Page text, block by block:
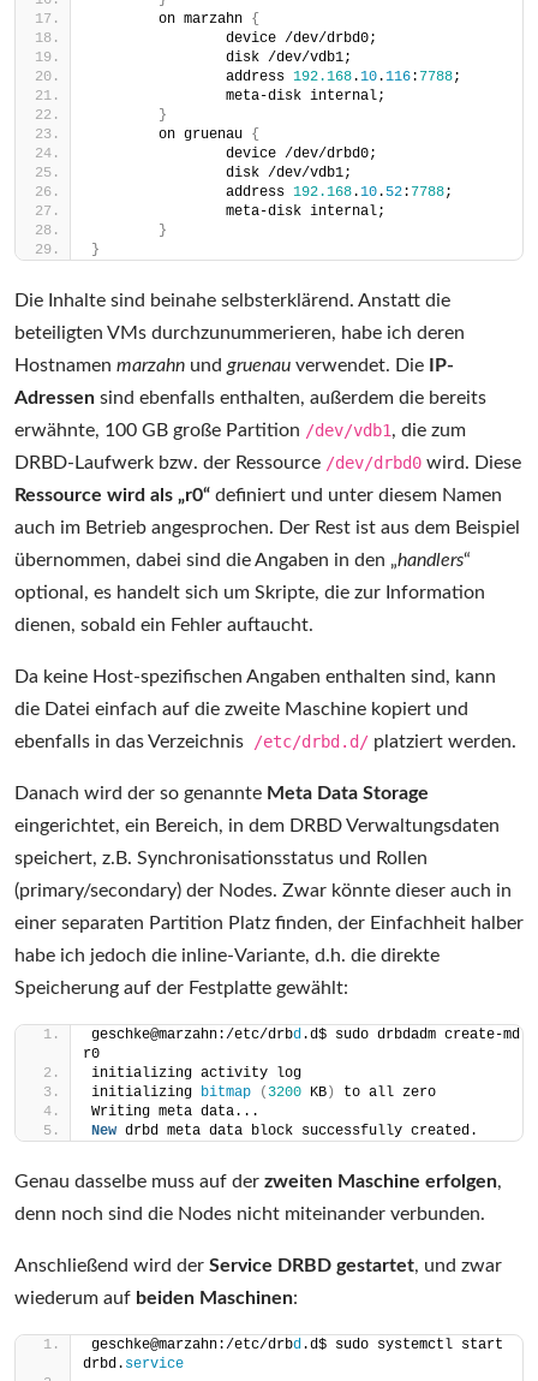
        on marzahn
{
                device /dev/drbd0;
                disk /dev/vdb1;
                address
192.168.10.116: 7788;
                meta-disk internal;
}
        on gruenau
{
                device /dev/drbd0;
                disk /dev/vdb1;
                address
192.168.10. 52: 7788;
                meta-disk internal;
}
}
Die Inhalte sind beinahe selbsterklärend. Anstatt die
beteiligten VMs durchzunummerieren, habe ich deren
Hostnamen marzahn und gruenau verwendet. Die
IP-
Adressen sind ebenfalls enthalten, außerdem die bereits
erwähnte, 100 GB große Partition /dev/vdb1, die zum
DRBD-Laufwerk bzw. der Ressource /dev/drbd0 wird. Diese
Ressource wird als „r0“ definiert und unter diesem Namen
auch im Betrieb angesprochen. Der Rest ist aus dem Beispiel
übernommen, dabei sind die Angaben in den „handlers“
optional, es handelt sich um Skripte, die zur Information
dienen, sobald ein Fehler auftaucht.
Da keine Host-spezifischen Angaben enthalten sind, kann
die Datei einfach auf die zweite Maschine kopiert und
ebenfalls in das Verzeichnis /etc/drbd.d/ platziert werden.
Danach wird der so genannte Meta Data Storage
eingerichtet, ein Bereich, in dem DRBD Verwaltungsdaten
speichert, z.B. Synchronisationsstatus und Rollen
(primary/secondary) der Nodes. Zwar könnte dieser auch in
einer separaten Partition Platz finden, der Einfachheit halber
habe ich jedoch die inline-Variante, d.h. die direkte
Speicherung auf der Festplatte gewählt:
geschke@marzahn:/etc/drbd.d$ sudo drbdadm create-md
r0
initializing activity log
initializing bitmap ( 3200 KB )
to all zero
Writing meta data...
New drbd meta data block successfully created.
Genau dasselbe muss auf der zweiten Maschine erfolgen,
denn noch sind die Nodes nicht miteinander verbunden.
Anschließend wird der Service DRBD gestartet, und zwar
wiederum auf beiden Maschinen:
geschke@marzahn:/etc/drbd.d$ sudo systemctl start
drbd. service